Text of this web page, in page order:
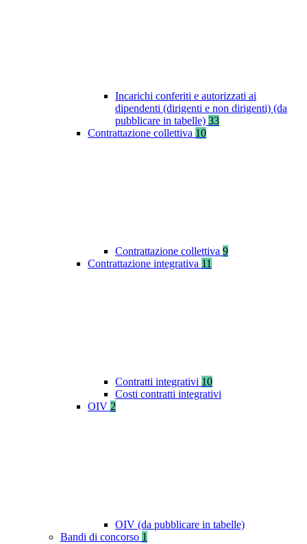
Incarichi conferiti e autorizzati ai
dipendenti (dirigenti e non dirigenti) (da
pubblicare in tabelle) 33
Contrattazione collettiva 10
Contrattazione collettiva 9
Contrattazione integrativa 11
Contratti integrativi 10
Costi contratti integrativi
OIV 2
OIV (da pubblicare in tabelle)
Bandi di concorso 1